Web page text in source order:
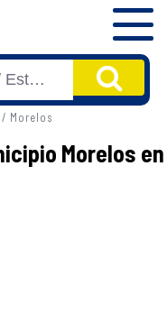
Morelos
Morelos en